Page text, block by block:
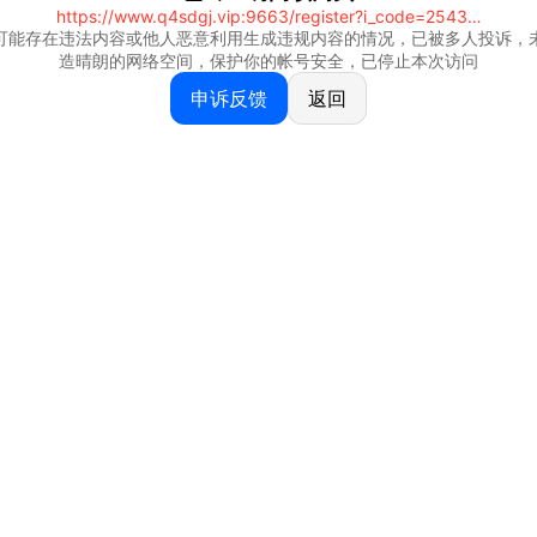
https://www.q4sdgj.vip:9663/register?i_code=25430844
能存在违法内容或他人恶意利用生成违规内容的情况，已被多人投诉，
造晴朗的网络空间，保护你的帐号安全，已停止本次访问
申诉反馈 返回